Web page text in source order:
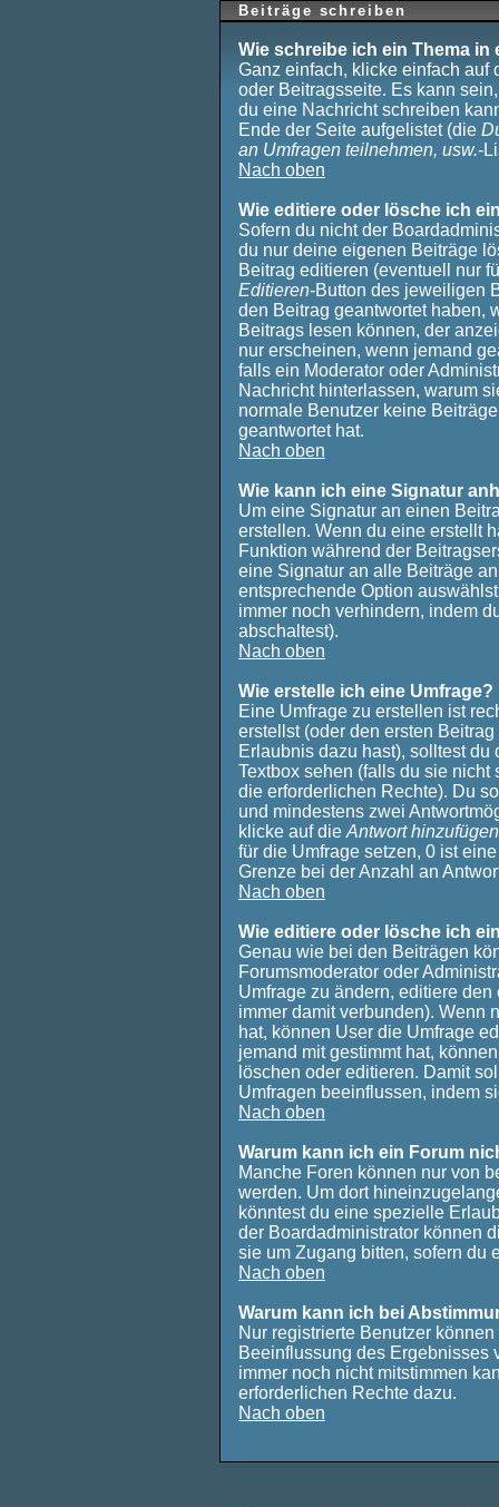
Beiträge schreiben
Wie schreibe ich ein Thema in
Ganz einfach, klicke einfach auf
oder Beitragsseite. Es kann
du eine Nachricht schreiben
Ende der Seite aufgelistet (die
an Umfragen teilnehmen, usw.-
Nach oben
Wie editiere oder lösche ich
Sofern du nicht der
du nur deine eigenen Beiträge
Beitrag editieren (eventuell nur
Editieren-Button des jeweiligen
den Beitrag geantwortet haben,
Beitrags lesen können, der
nur erscheinen, wenn jemand
falls ein Moderator oder
Nachricht hinterlassen, warum
normale Benutzer keine
geantwortet hat.
Nach oben
Wie kann ich eine Signatur
Um eine Signatur an einen
erstellen. Wenn du eine erstellt
Funktion während der
eine Signatur an alle Beiträge
entsprechende Option
immer noch verhindern, indem
abschaltest).
Nach oben
Wie erstelle ich eine Umfrage?
Eine Umfrage zu erstellen ist
erstellst (oder den ersten
Erlaubnis dazu hast), solltest du
Textbox sehen (falls du sie
die erforderlichen Rechte). Du
und mindestens zwei
klicke auf die Antwort hinzufügen
für die Umfrage setzen, 0 ist
Grenze bei der Anzahl an
Nach oben
Wie editiere oder lösche ich
Genau wie bei den Beiträgen
Forumsmoderator oder
Umfrage zu ändern, editiere
immer damit verbunden). Wenn
hat, können User die Umfrage
jemand mit gestimmt hat,
löschen oder editieren. Damit
Umfragen beeinflussen, indem
Nach oben
Warum kann ich ein Forum
Manche Foren können nur von
werden. Um dort
könntest du eine spezielle
der Boardadministrator können
sie um Zugang bitten, sofern du
Nach oben
Warum kann ich bei
Nur registrierte Benutzer
Beeinflussung des Ergebnisses
immer noch nicht mitstimmen
erforderlichen Rechte dazu.
Nach oben